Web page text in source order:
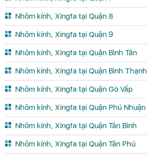
Nhôm kính, Xingfa tại Quận 8
Nhôm kính, Xingfa tại Quận 9
Nhôm kính, Xingfa tại Quận Bình Tân
Nhôm kính, Xingfa tại Quận Bình Thạnh
Nhôm kính, Xingfa tại Quận Gò Vấp
Nhôm kính, Xingfa tại Quận Phú Nhuận
Nhôm kính, Xingfa tại Quận Tân Bình
Nhôm kính, Xingfa tại Quận Tân Phú